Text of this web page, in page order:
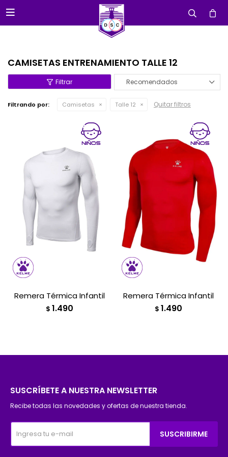

CAMISETAS ENTRENAMIENTO TALLE 12
Recomendados
Filtrando por: Camisetas Talle 12 Quitar filtros
Remera Térmica Infantil
$ 1.490
Remera Térmica Infantil
$ 1.490
SUSCRÍBETE A NUESTRA NEWSLETTER
Recibe todas las novedades y ofertas de nuestra tienda.
SUSCRIBIRME